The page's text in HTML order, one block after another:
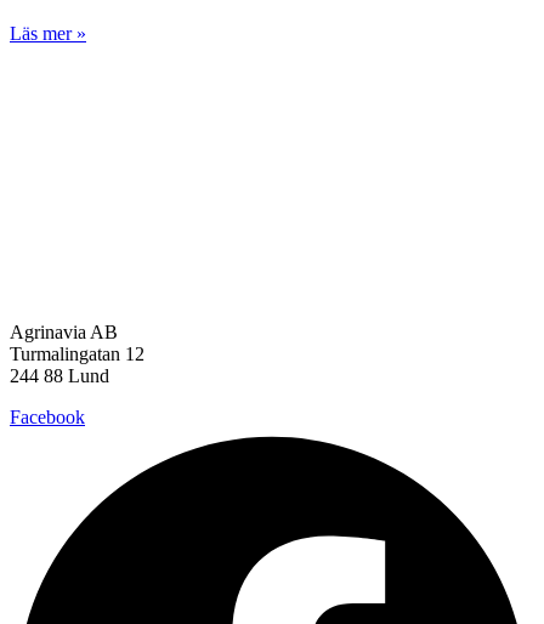
Läs mer »
Agrinavia AB
Turmalingatan 12
244 88 Lund
Facebook